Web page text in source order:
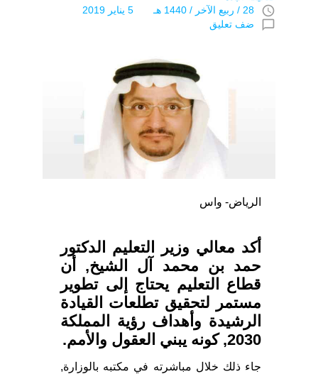
access_time 28 / ربيع الآخر / 1440 هـ 5 يناير 2019
chat_bubble_outline ضف تعليق
الرياض- واس
أكد معالي وزير التعليم الدكتور
حمد بن محمد آل الشيخ, أن
قطاع التعليم يحتاج إلى تطوير
مستمر لتحقيق تطلعات القيادة
الرشيدة وأهداف رؤية المملكة
2030, كونه يبني العقول والأمم.
جاء ذلك خلال مباشرته في مكتبه بالوزارة,